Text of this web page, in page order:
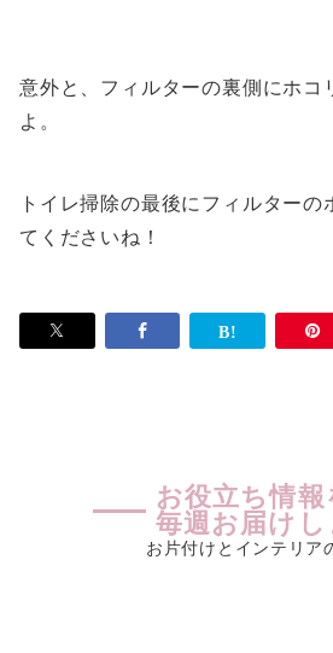
意外と、フィルターの裏側にホコ
よ。
トイレ掃除の最後にフィルターの
てくださいね！
お役立ち情報
毎週お届けし
お片付けとインテリア